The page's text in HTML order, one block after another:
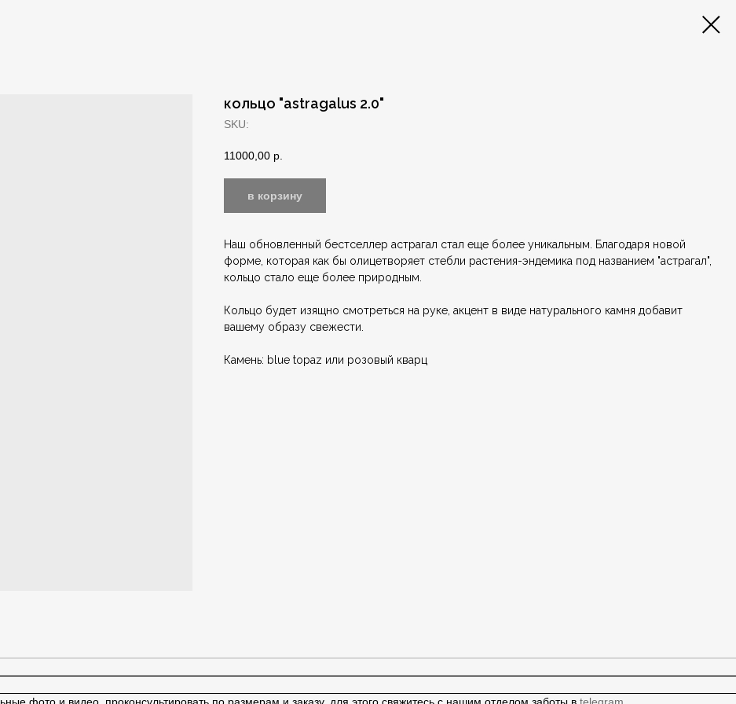
кольцо "astragalus 2.0"
SKU:
11000,00 р.
в корзину
Наш обновленный бестселлер астрагал стал еще более уникальным. Благодаря новой
форме, которая как бы олицетворяет стебли растения-эндемика под названием "астрагал",
кольцо стало еще более природным.
Кольцо будет изящно смотреться на руке, акцент в виде натурального камня добавит
вашему образу свежести.
Камень: blue topaz или розовый кварц